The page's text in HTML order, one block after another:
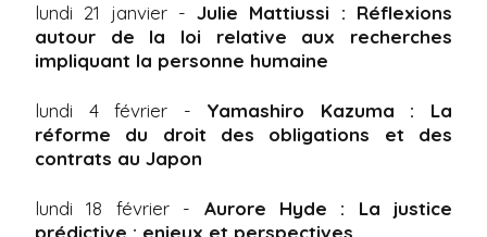
lundi 21 janvier -Julie Mattiussi : Réflexions
autour de la loi relative aux recherches
impliquant la personne humaine
lundi 4 février - Yamashiro Kazuma : La
réforme du droit des obligations et des
contrats au Japon
lundi 18 février - Aurore Hyde : La justice
prédictive : enjeux et perspectives